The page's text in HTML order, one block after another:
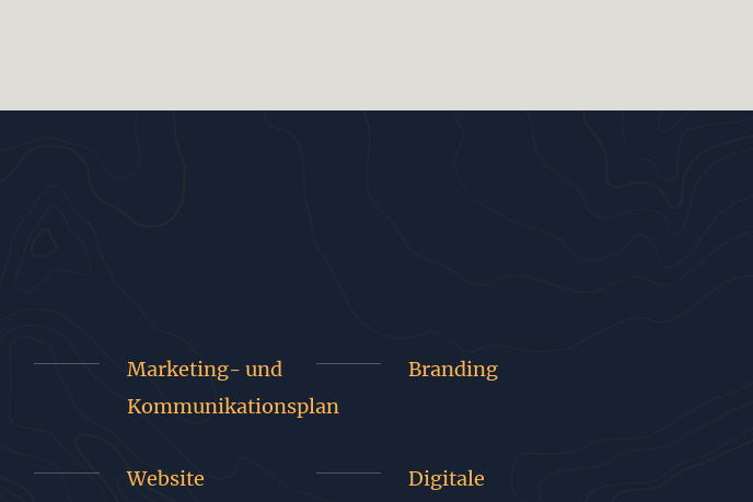
Marketing- und
Kommunikationsplan
Branding
Website
Digitale